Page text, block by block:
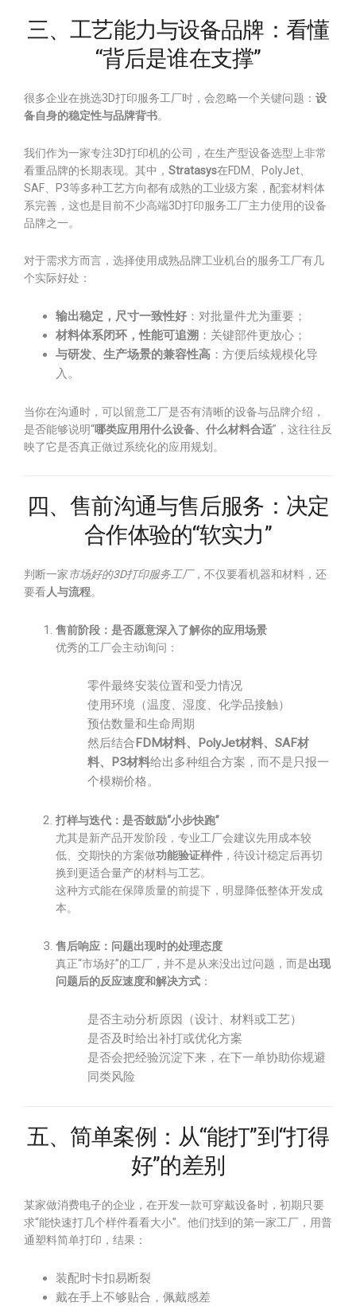
三、工艺能力与设备品牌：看懂
“背后是谁在支撑”
很多企业在挑选3D打印服务工厂时，会忽略一个关键问题： 设
备自身的稳定性与品牌背书。
我们作为一家专注3D打印机的公司，在生产型设备选型上非常
看重品牌的长期表现。其中， Stratasys在FDM、PolyJet、
SAF、P3等多种工艺方向都有成熟的工业级方案，配套材料体
系完善，这也是目前不少高端3D打印服务工厂主力使用的设备
品牌之一。
对于需求方而言，选择使用成熟品牌工业机台的服务工厂有几
个实际好处：
输出稳定，尺寸一致性好 ：对批量件尤为重要；
材料体系闭环，性能可追溯 ：关键部件更放心；
与研发、生产场景的兼容性高 ：方便后续规模化导
入。
当你在沟通时，可以留意工厂是否有清晰的设备与品牌介绍，
是否能够说明“哪类应用用什么设备、什么材料合适”，这往往反
映了它是否真正做过系统化的应用规划。
四、售前沟通与售后服务：决定
合作体验的“软实力”
判断一家市场好的3D打印服务工厂，不仅要看机器和材料，还
要看人与流程。
售前阶段：是否愿意深入了解你的应用场景
优秀的工厂会主动询问：
零件最终安装位置和受力情况
使用环境（温度、湿度、化学品接触）
预估数量和生命周期
然后结合FDM材料、PolyJet材料、SAF材
料、P3材料给出多种组合方案，而不是只报一
个模糊价格。
打样与迭代：是否鼓励“小步快跑”
尤其是新产品开发阶段，专业工厂会建议先用成本较
低、交期快的方案做功能验证样件 ，待设计稳定后再切
换到更适合量产的材料与工艺。
这种方式能在保障质量的前提下，明显降低整体开发成
本。
售后响应：问题出现时的处理态度
真正“市场好”的工厂，并不是从来没出过问题，而是出现
问题后的反应速度和解决方式 ：
是否主动分析原因（设计、材料或工艺）
是否及时给出补打或优化方案
是否会把经验沉淀下来，在下一单协助你规避
同类风险
五、简单案例：从“能打”到“打得
好”的差别
某家做消费电子的企业，在开发一款可穿戴设备时，初期只要
求“能快速打几个样件看看大小”。他们找到的第一家工厂，用普
通塑料简单打印，结果：
装配时卡扣易断裂
戴在手上不够贴合，佩戴感差